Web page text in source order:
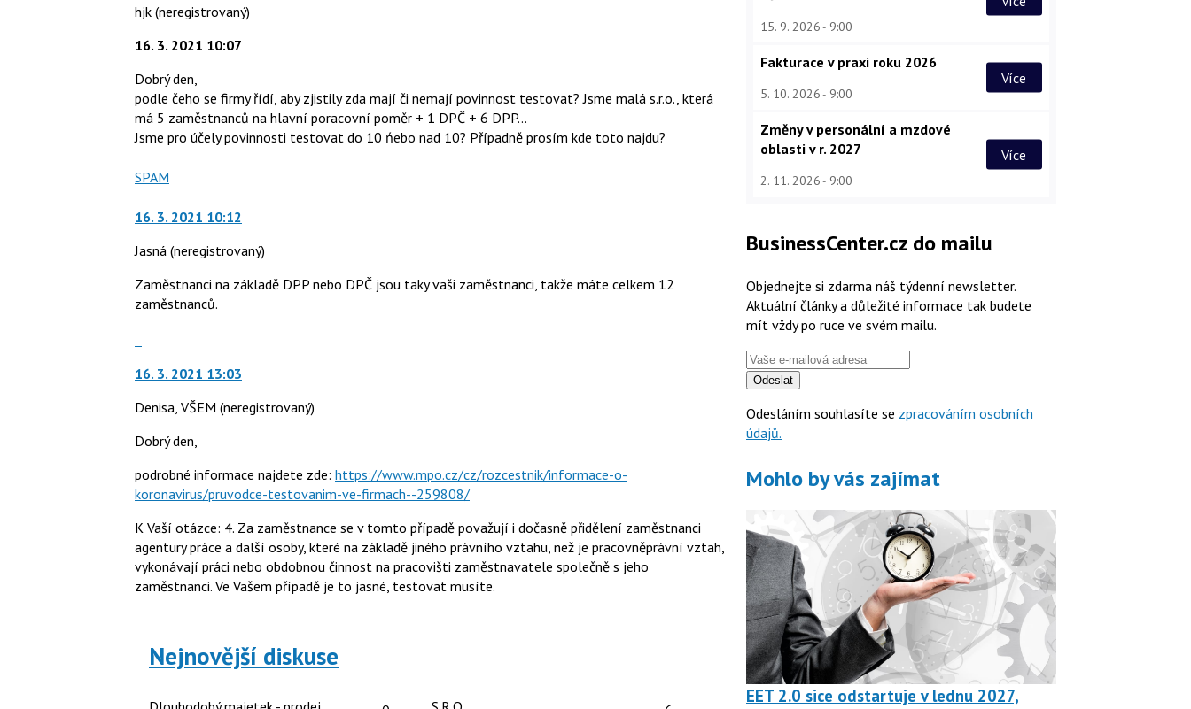
hjk (neregistrovaný)
16. 3. 2021 10:07
Dobrý den,
podle čeho se firmy řídí, aby zjistily zda mají či nemají povinnost testovat? Jsme malá s.r.o., která
má 5 zaměstnanců na hlavní poracovní poměr + 1 DPČ + 6 DPP...
Jsme pro účely povinnosti testovat do 10 ńebo nad 10? Případně prosím kde toto najdu?
Nahlásit
jako
SPAM
16. 3. 2021 10:12
Jasná (neregistrovaný)
Zaměstnanci na základě DPP nebo DPČ jsou taky vaši zaměstnanci, takže máte celkem 12
zaměstnanců.
další
názor.
K
navigaci
lze
použít
klávesy
N
pro
následující
pro
předchozí
16. 3. 2021 13:03
Denisa, VŠEM (neregistrovaný)
Dobrý den,
podrobné informace najdete zde: https://www.mpo.cz/cz/rozcestnik/informace-o-
koronavirus/pruvodce-testovanim-ve-firmach--259808/
K Vaší otázce: 4. Za zaměstnance se v tomto případě považují i dočasně přidělení zaměstnanci
agentury práce a další osoby, které na základě jiného právního vztahu, než je pracovněprávní vztah,
vykonávají práci nebo obdobnou činnost na pracovišti zaměstnavatele společně s jeho
zaměstnanci. Ve Vašem případě je to jasné, testovat musíte.
Nejnovější diskuse
15. 9. 2026 9:00
Fakturace v praxi roku 2026
5. 10. 2026 9:00
Více
Změny v personální a mzdové
oblasti v r. 2027
2. 11. 2026 9:00
Více
BusinessCenter.cz do mailu
Objednejte si zdarma náš týdenní newsletter.
Aktuální články a důležité informace tak budete
mít vždy po ruce ve svém mailu.
Odeslat
Odesláním souhlasíte se zpracováním osobních
údajů.
Mohlo by vás zajímat
EET 2.0 sice odstartuje v lednu 2027,